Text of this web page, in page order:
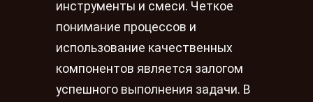
инструменты и смеси. Четкое
понимание процессов и
использование качественных
компонентов является залогом
успешного выполнения задачи. В